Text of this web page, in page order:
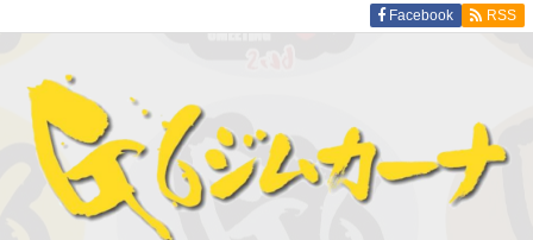
Facebook RSS